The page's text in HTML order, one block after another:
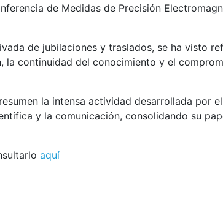
de Medidas de Precisión
de jubilaciones y traslados, se ha visto
la continuidad del conocimiento y el
la intensa actividad desarrollada por
y la comunicación, consolidando su
aquí